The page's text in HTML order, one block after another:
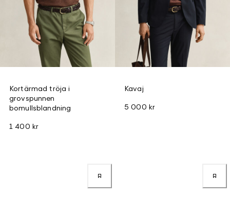
Kortärmad tröja i
grovspunnen
bomullsblandning
1 400 kr
Kavaj
5 000 kr